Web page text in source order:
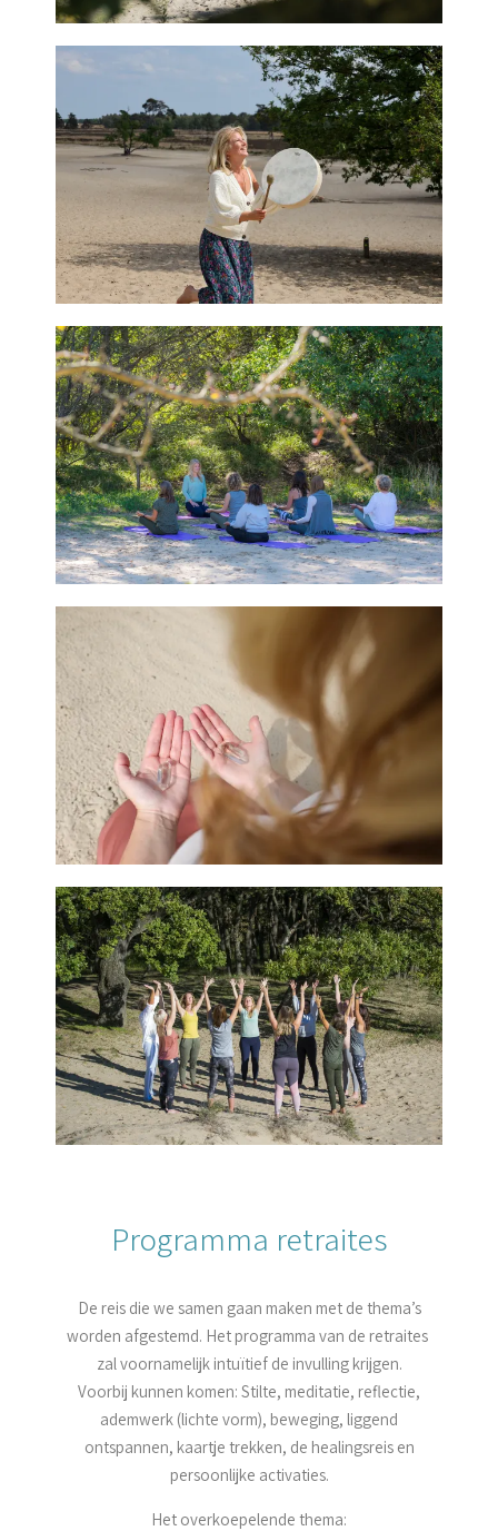
Programma retraites
De reis die we samen gaan maken met de thema’s
worden afgestemd. Het programma van de retraites
zal voornamelijk intuïtief de invulling krijgen.
Voorbij kunnen komen: Stilte, meditatie, reflectie,
ademwerk (lichte vorm), beweging, liggend
ontspannen, kaartje trekken, de healingsreis en
persoonlijke activaties.
Het overkoepelende thema: